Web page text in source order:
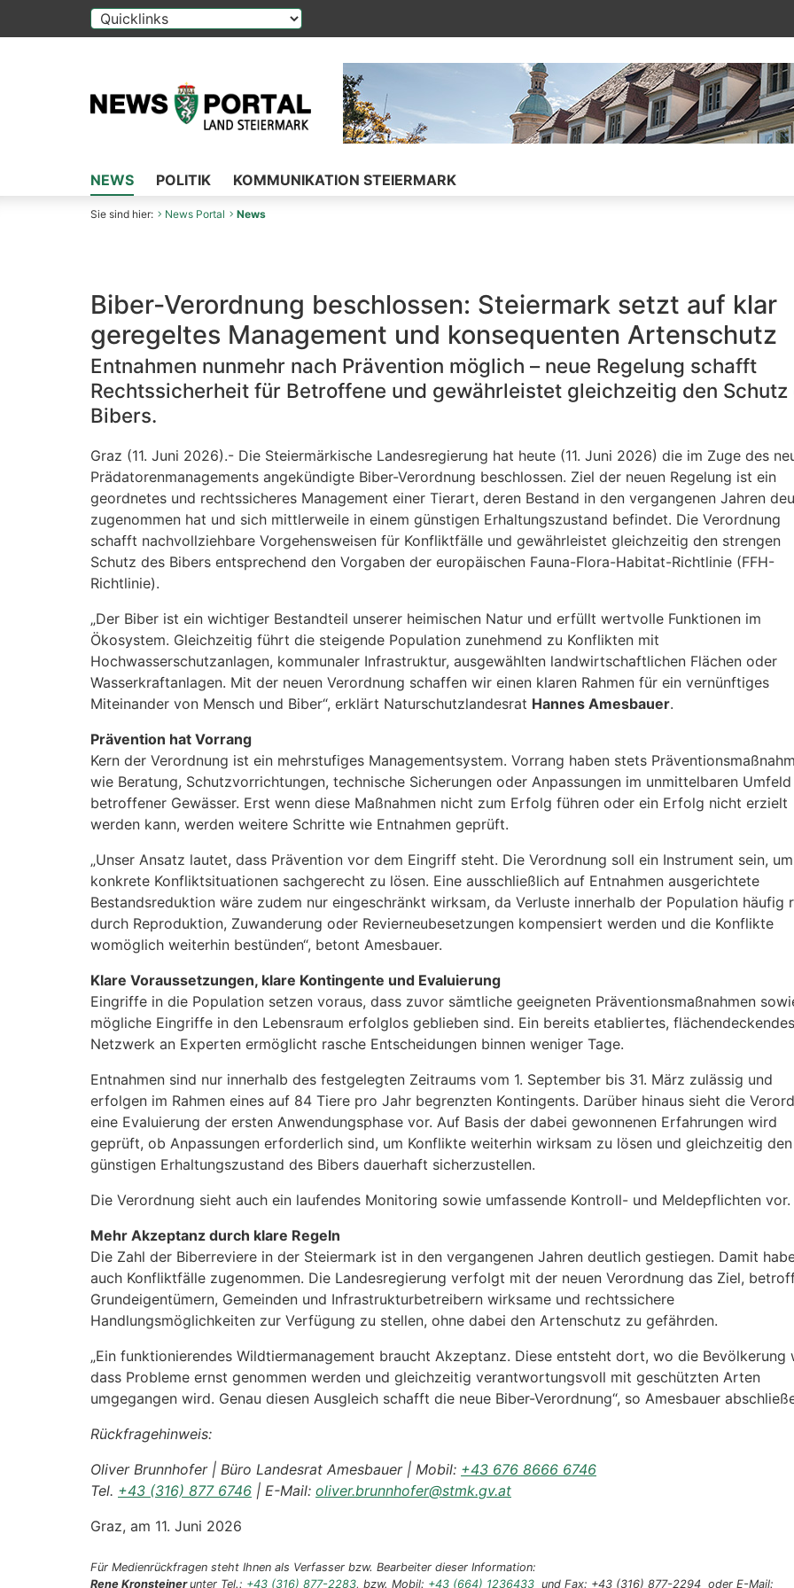
Die Auswahl einer Option im Select-Element führt auf die verknüpfte Unterseite
NEWS POLITIK KOMMUNIKATION STEIERMARK
Sie sind hier: News Portal News
Biber-Verordnung beschlossen: Steiermark setzt auf klar
geregeltes Management und konsequenten Artenschutz
Entnahmen nunmehr nach Prävention möglich – neue Regelung schafft
Rechtssicherheit für Betroffene und gewährleistet gleichzeitig den Schutz
Bibers.
Graz (11. Juni 2026).- Die Steiermärkische Landesregierung hat heute (11. Juni 2026) die im Zuge des
Prädatorenmanagements angekündigte Biber-Verordnung beschlossen. Ziel der neuen Regelung ist ein
geordnetes und rechtssicheres Management einer Tierart, deren Bestand in den vergangenen Jahren
zugenommen hat und sich mittlerweile in einem günstigen Erhaltungszustand befindet. Die Verordnung
schafft nachvollziehbare Vorgehensweisen für Konfliktfälle und gewährleistet gleichzeitig den strengen
Schutz des Bibers entsprechend den Vorgaben der europäischen Fauna-Flora-Habitat-Richtlinie (FFH-
Richtlinie).
„Der Biber ist ein wichtiger Bestandteil unserer heimischen Natur und erfüllt wertvolle Funktionen im
Ökosystem. Gleichzeitig führt die steigende Population zunehmend zu Konflikten mit
Hochwasserschutzanlagen, kommunaler Infrastruktur, ausgewählten landwirtschaftlichen Flächen oder
Wasserkraftanlagen. Mit der neuen Verordnung schaffen wir einen klaren Rahmen für ein vernünftiges
Miteinander von Mensch und Biber“, erklärt Naturschutzlandesrat Hannes Amesbauer.
Prävention hat Vorrang
Kern der Verordnung ist ein mehrstufiges Managementsystem. Vorrang haben stets
wie Beratung, Schutzvorrichtungen, technische Sicherungen oder Anpassungen im unmittelbaren Umfeld
betroffener Gewässer. Erst wenn diese Maßnahmen nicht zum Erfolg führen oder ein Erfolg nicht erzielt
werden kann, werden weitere Schritte wie Entnahmen geprüft.
„Unser Ansatz lautet, dass Prävention vor dem Eingriff steht. Die Verordnung soll ein Instrument sein, um
konkrete Konfliktsituationen sachgerecht zu lösen. Eine ausschließlich auf Entnahmen ausgerichtete
Bestandsreduktion wäre zudem nur eingeschränkt wirksam, da Verluste innerhalb der Population häufig
durch Reproduktion, Zuwanderung oder Revierneubesetzungen kompensiert werden und die Konflikte
womöglich weiterhin bestünden“, betont Amesbauer.
Klare Voraussetzungen, klare Kontingente und Evaluierung
Eingriffe in die Population setzen voraus, dass zuvor sämtliche geeigneten Präventionsmaßnahmen
mögliche Eingriffe in den Lebensraum erfolglos geblieben sind. Ein bereits etabliertes, flächendeckendes
Netzwerk an Experten ermöglicht rasche Entscheidungen binnen weniger Tage.
Entnahmen sind nur innerhalb des festgelegten Zeitraums vom 1. September bis 31. März zulässig und
erfolgen im Rahmen eines auf 84 Tiere pro Jahr begrenzten Kontingents. Darüber hinaus sieht die
eine Evaluierung der ersten Anwendungsphase vor. Auf Basis der dabei gewonnenen Erfahrungen wird
geprüft, ob Anpassungen erforderlich sind, um Konflikte weiterhin wirksam zu lösen und gleichzeitig den
günstigen Erhaltungszustand des Bibers dauerhaft sicherzustellen.
Die Verordnung sieht auch ein laufendes Monitoring sowie umfassende Kontroll- und Meldepflichten vor.
Mehr Akzeptanz durch klare Regeln
Die Zahl der Biberreviere in der Steiermark ist in den vergangenen Jahren deutlich gestiegen. Damit
auch Konfliktfälle zugenommen. Die Landesregierung verfolgt mit der neuen Verordnung das Ziel,
Grundeigentümern, Gemeinden und Infrastrukturbetreibern wirksame und rechtssichere
Handlungsmöglichkeiten zur Verfügung zu stellen, ohne dabei den Artenschutz zu gefährden.
„Ein funktionierendes Wildtiermanagement braucht Akzeptanz. Diese entsteht dort, wo die Bevölkerung
dass Probleme ernst genommen werden und gleichzeitig verantwortungsvoll mit geschützten Arten
umgegangen wird. Genau diesen Ausgleich schafft die neue Biber-Verordnung“, so Amesbauer
Rückfragehinweis:
Oliver Brunnhofer | Büro Landesrat Amesbauer | Mobil: +43 676 8666 6746
Tel. +43 (316) 877 6746 | E-Mail: oliver.brunnhofer@stmk.gv.at
Graz, am 11. Juni 2026
Für Medienrückfragen steht Ihnen als Verfasser bzw. Bearbeiter dieser Information:
Rene Kronsteinerunter Tel.: +43 (316) 877-2283, bzw. Mobil: +43 (664) 1236433 und Fax: +43 (316) 877-2294 oder E-Mail: